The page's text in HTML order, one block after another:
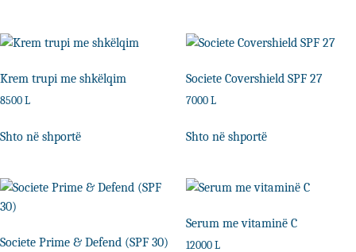
Krem trupi me shkëlqim
8500 L
Shto në shportë
Societe Covershield SPF 27
7000 L
Shto në shportë
Societe Prime & Defend (SPF 30)
Serum me vitaminë C
12000 L